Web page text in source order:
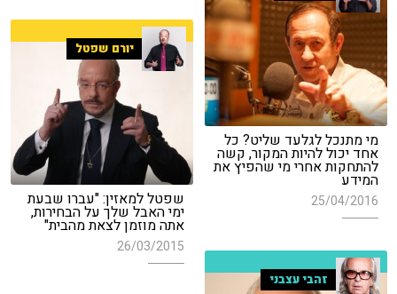
מי מתנכל לגלעד שליט? כל
אחד יכול להיות המקור, קשה
להתחקות אחרי מי שהפיץ את
המידע
25/04/2016
יורם שפטל
שפטל למאזין: "עברו שבעת
ימי האבל שלך על הבחירות,
אתה מוזמן לצאת מהבית"
26/03/2015
זהבי עצבני